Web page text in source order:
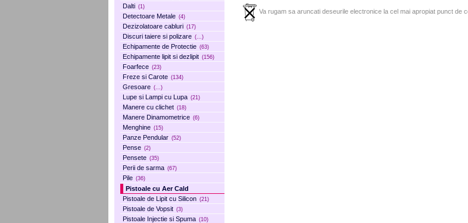
Dalti (1)
Detectoare Metale (4)
Dezizolatoare cabluri (17)
Discuri taiere si polizare (...)
Echipamente de Protectie (63)
Echipamente lipit si dezlipit (156)
Foarfece (23)
Freze si Carote (134)
Gresoare (...)
Lupe si Lampi cu Lupa (21)
Manere cu clichet (18)
Manere Dinamometrice (6)
Menghine (15)
Panze Pendular (52)
Pense (2)
Pensete (35)
Perii de sarma (67)
Pile (36)
Pistoale cu Aer Cald
Pistoale de Lipit cu Silicon (21)
Pistoale de Vopsit (3)
Pistoale Injectie si Spuma (10)
Va rugam sa aruncati deseurile electronice la cel mai apropiat punct de